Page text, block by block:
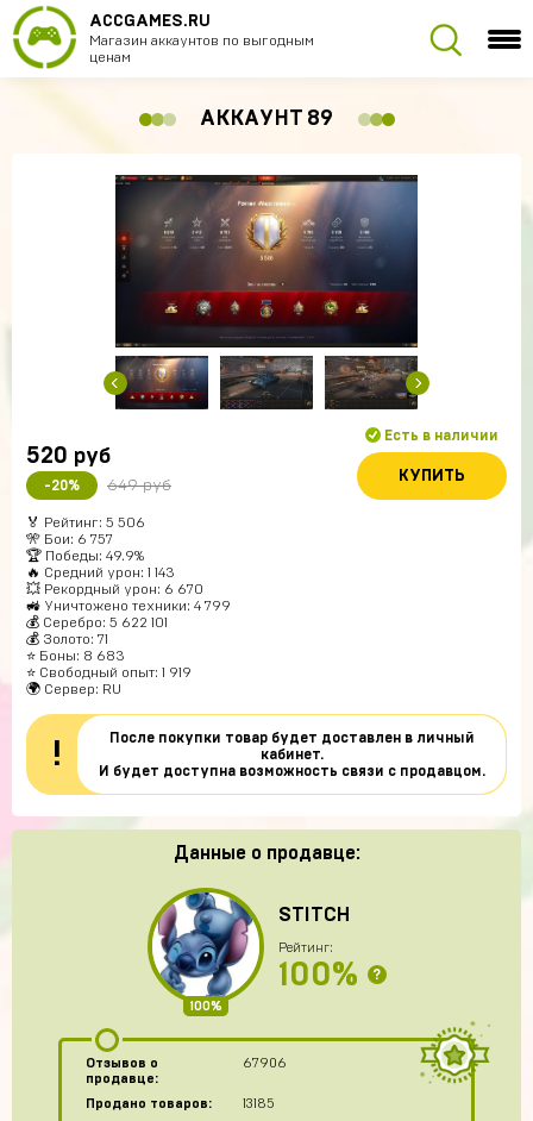
ACCGAMES.RU
Магазин аккаунтов по выгодным
ценам
АККАУНТ 89
520 руб
-20% 649 руб
Есть в наличии
КУПИТЬ
🏅 Рейтинг: 5 506
🎌 Бои: 6 757
🏆 Победы: 49.9%
🔥 Средний урон: 1 143
💥 Рекордный урон: 6 670
🚜 Уничтожено техники: 4 799
💰 Серебро: 5 622 101
💰 Золото: 71
⭐ Боны: 8 683
⭐ Свободный опыт: 1 919
🌍 Сервер: RU
!
После покупки товар будет доставлен в личный
кабинет.
И будет доступна возможность связи с продавцом.
Данные о продавце:
100%
STITCH
Рейтинг:
100% ?
Отзывов о
продавце:
67906
Продано товаров:
13185